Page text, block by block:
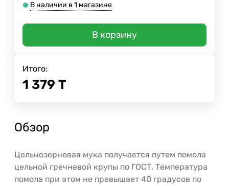
В наличии в 1 магазине
В корзину
Итого:
1 379 Т
Обзор
Цельнозерновая мука получается путем помола
цельной гречневой крупы по ГОСТ. Температура
помола при этом не превышает 40 градусов по